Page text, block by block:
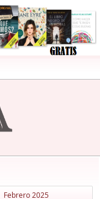
Febrero 2025